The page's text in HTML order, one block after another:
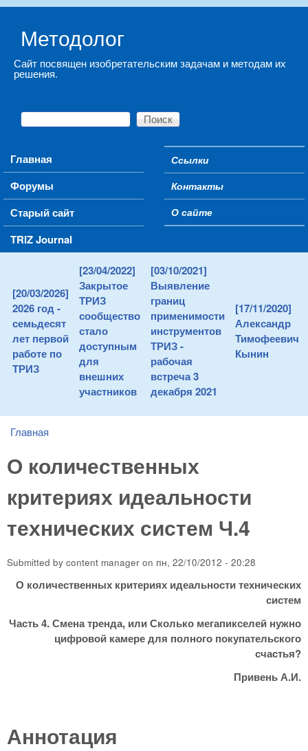
Методолог
Сайт посвящен изобретательским задачам и методам их
решения.
Форма поиска
Поиск
Main menu
Главная
Форумы
Старый сайт
TRIZ Journal
Secondary menu
Ссылки
Контакты
О сайте
[20/03/2026]
2026 год -
семьдесят
лет первой
работе по
ТРИЗ
[23/04/2022]
Закрытое
ТРИЗ
сообщество
стало
доступным
для
внешних
участников
[03/10/2021]
Выявление
границ
применимости
инструментов
ТРИЗ -
рабочая
встреча 3
декабря 2021
[17/11/2020]
Александр
Тимофеевич
Кынин
You are here
Главная
О количественных
критериях идеальности
технических систем Ч.4
Submitted by content manager on пн, 22/10/2012 - 20:28
О количественных критериях идеальности технических
систем
Часть 4. Смена тренда, или Сколько мегапикселей нужно
цифровой камере для полного покупательского
счастья?
Привень А.И.
Аннотация